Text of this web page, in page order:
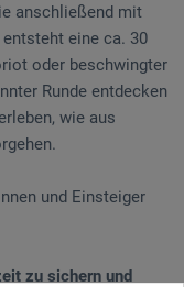
anschließend mit
eine ca. 30
oder beschwingter
Runde entdecken
wie aus
und Einsteiger
zu sichern und